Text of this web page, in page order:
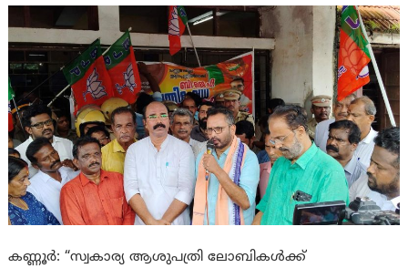
കണ്ണൂര്‍: “സ്വകാര്യ ആശുപത്രി ലോബികൾക്ക്